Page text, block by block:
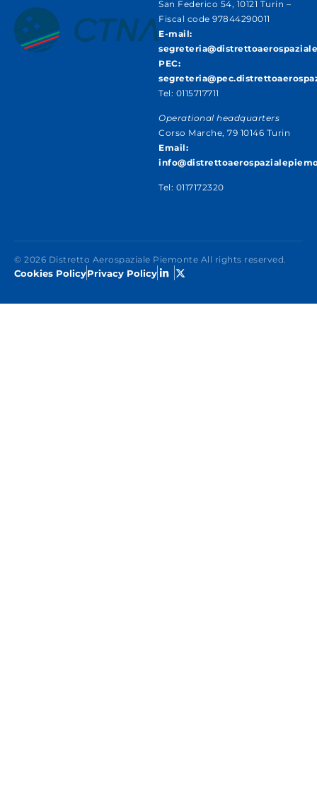
San Federico 54, 10121 Turin –
Fiscal code 97844290011
E-mail:
PEC:
Tel: 0115717711
Operational headquarters
Corso Marche, 79 10146 Turin
Email:
Tel: 0117172320
© 2026 Distretto Aerospaziale Piemonte All rights reserved.
Cookies PolicyPrivacy Policy